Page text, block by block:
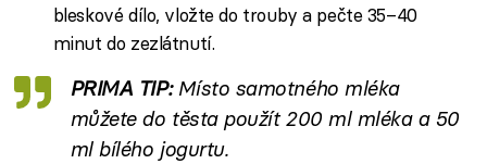
bleskové dílo, vložte do trouby a pečte 35–40
minut do zezlátnutí.
PRIMA TIP: Místo samotného mléka
můžete do těsta použít 200 ml mléka a 50
ml bílého jogurtu.